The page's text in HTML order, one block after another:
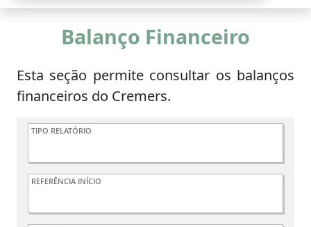
Balanço Financeiro
Esta seção permite consultar os balanços
financeiros do Cremers.